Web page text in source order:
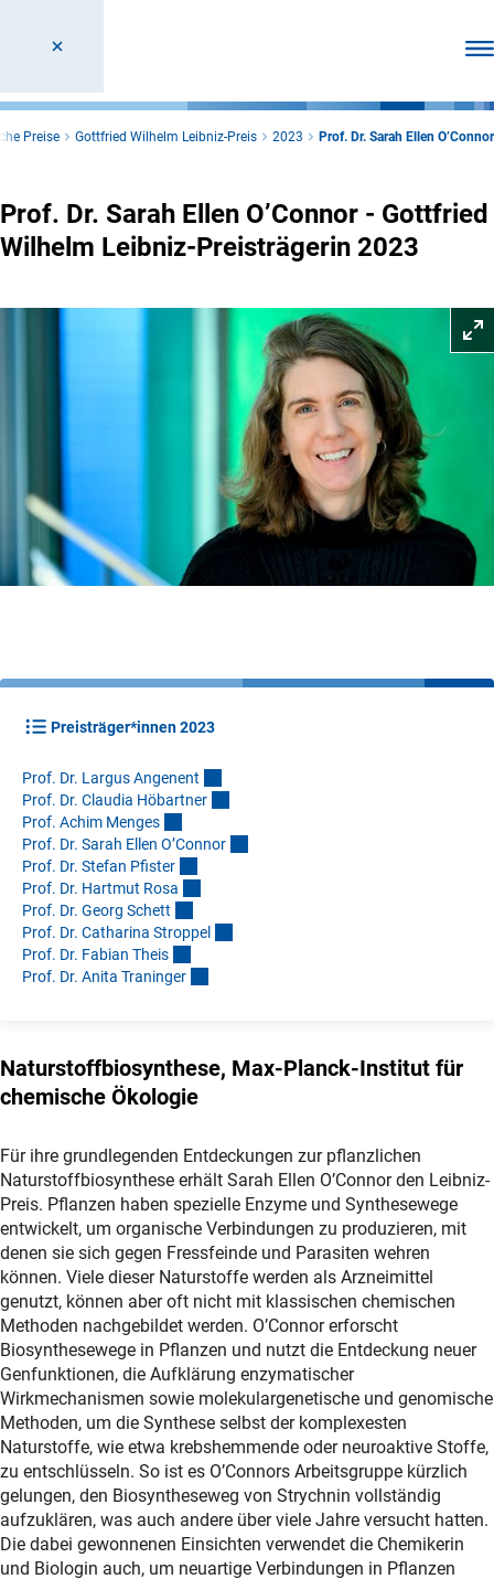
Preise Gottfried Wilhelm Leibniz-Preis 2023 Prof. Dr. Sarah Ellen O’Connor
Prof. Dr. Sarah Ellen O’Connor - Gottfried
Wilhelm Leibniz-Preisträgerin 2023
Preisträger*innen 2023
Prof. Dr. Largus Angenent
Prof. Dr. Claudia Höbartner
Prof. Achim Menges
Prof. Dr. Sarah Ellen O’Connor
Prof. Dr. Stefan Pfister
Prof. Dr. Hartmut Rosa
Prof. Dr. Georg Schett
Prof. Dr. Catharina Stroppe
Prof. Dr. Fabian Theis
Prof. Dr. Anita Traninger
Naturstoffbiosynthese, Max-Planck-Institut für
chemische Ökologie
Für ihre grundlegenden Entdeckungen zur pflanzlichen
Naturstoffbiosynthese erhält Sarah Ellen O’Connor den Leibniz-
Preis. Pflanzen haben spezielle Enzyme und Synthesewege
entwickelt, um organische Verbindungen zu produzieren, mit
denen sie sich gegen Fressfeinde und Parasiten wehren
können. Viele dieser Naturstoffe werden als Arzneimittel
genutzt, können aber oft nicht mit klassischen chemischen
Methoden nachgebildet werden. O’Connor erforscht
Biosynthesewege in Pflanzen und nutzt die Entdeckung neuer
Genfunktionen, die Aufklärung enzymatischer
Wirkmechanismen sowie molekulargenetische und genomische
Methoden, um die Synthese selbst der komplexesten
Naturstoffe, wie etwa krebshemmende oder neuroaktive Stoffe,
zu entschlüsseln. So ist es O’Connors Arbeitsgruppe kürzlich
gelungen, den Biosyntheseweg von Strychnin vollständig
aufzuklären, was auch andere über viele Jahre versucht hatten.
Die dabei gewonnenen Einsichten verwendet die Chemikerin
und Biologin auch, um neuartige Verbindungen in Pflanzen